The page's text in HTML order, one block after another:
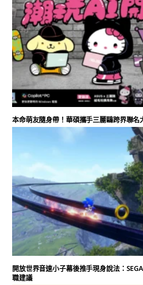
本命萌友隨身帶！華碩攜手三麗鷗跨界聯名
開放世界音速小子幕後推手現身說法：
職建議